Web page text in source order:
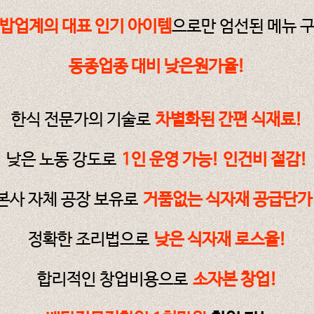
업계의 대표 인기 아이템으로만 엄선된 메뉴
동종업종 대비 낮은원가율!
한식 전문가의 기술로차별화된 간편 식재료!
낮은 노동 강도로 1인 운영 가능! 인건비 절감!
사 자체 공장 보유로거품없는 식자재 공급단
정확한 조리법으로낮은 식자재 로스율!
합리적인 창업비용으로 소자본 창업!